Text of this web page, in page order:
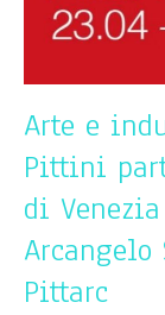
Arte e
Pittini
di
Pittarc
Venezia
Arcangelo
Sassolino
che
utilizza
filo
Pittarc